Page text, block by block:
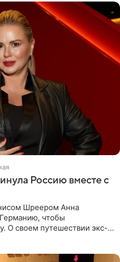
Россию вместе с
Шреером Анна
чтобы
О своем путешествии экс-